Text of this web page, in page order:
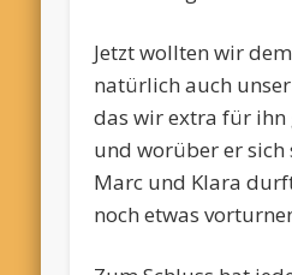
Jetzt wollten wir
natürlich auch
das wir extra für ihn
und worüber er sich
Marc und Klara
noch etwas